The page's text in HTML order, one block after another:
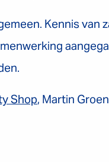
Kennis van
Shop, Martin